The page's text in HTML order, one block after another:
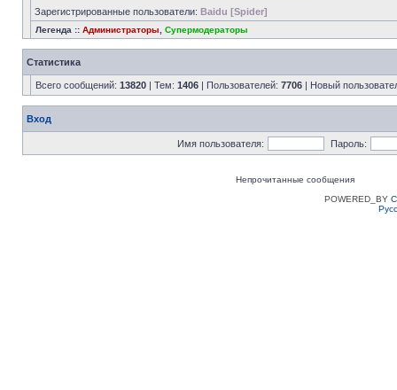
Зарегистрированные пользователи: Baidu [Spider]
Легенда :: Администраторы Супермодераторы
Статистика
Всего сообщений: 13820 | Тем: 1406 | Пользователей: 7706 | Новый
Вход
Имя пользователя: Пароль:
Непрочитанные сообщения
POWERED_BY